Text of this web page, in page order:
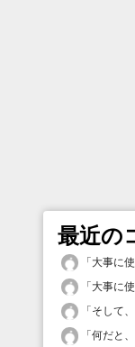
最近の
「大事に
「大事に
「そして
「何だと